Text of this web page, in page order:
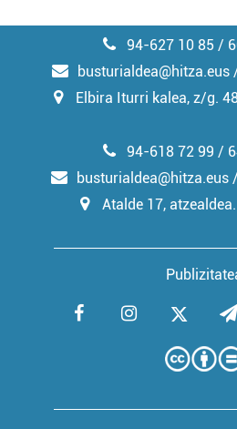
94-627 10 85 /
busturialdea@hitza.eus
Elbira Iturri kalea, z/g.
94-618 72 99 /
busturialdea@hitza.eus
Atalde 17,